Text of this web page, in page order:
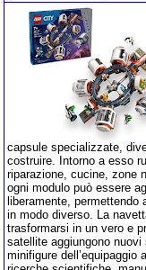
capsule specializzate,
costruire. Intorno a esso
riparazione, cucine, zone
ogni modulo può essere
liberamente,
in modo diverso. La
trasformarsi in un vero e
satellite aggiungono
minifigure